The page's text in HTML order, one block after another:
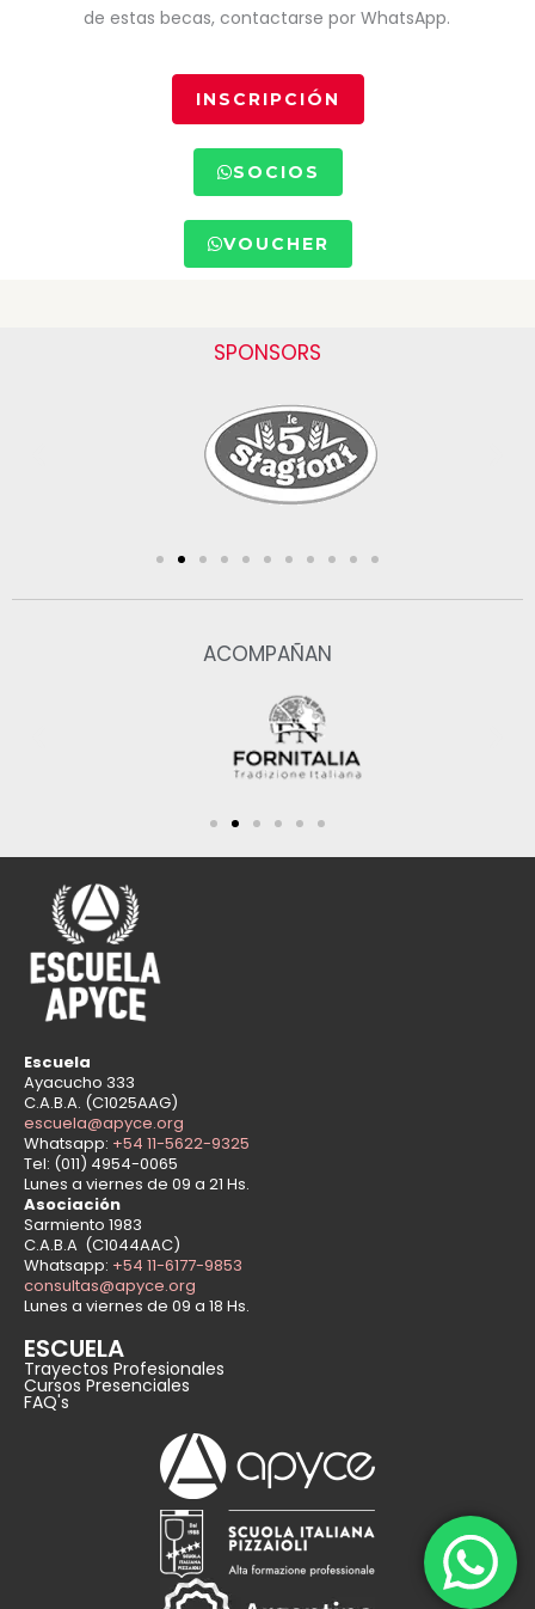
de estas becas, contactarse por WhatsApp.
INSCRIPCIÓN
SOCIOS
VOUCHER
SPONSORS
ACOMPAÑAN
Escuela
Ayacucho 333
C.A.B.A. (C1025AAG)
escuela@apyce.org
Whatsapp: +54 11-5622-9325
Tel: (011) 4954-0065
Lunes a viernes de 09 a 21 Hs.
Asociación
Sarmiento 1983
C.A.B.A (C1044AAC)
Whatsapp: +54 11-6177-9853
consultas@apyce.org
Lunes a viernes de 09 a 18 Hs.
ESCUELA
Trayectos Profesionales
Cursos Presenciales
FAQ's